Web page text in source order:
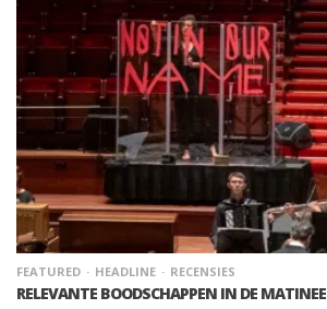
FEATURED HEADLINE RECENSIES
RELEVANTE BOODSCHAPPEN IN DE MATINEE